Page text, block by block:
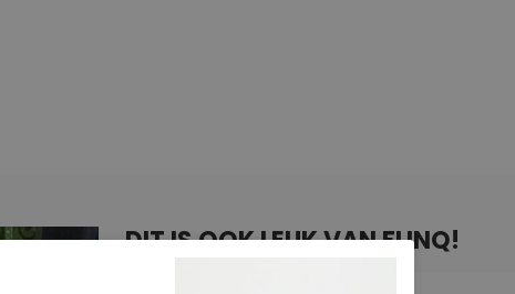
DIT IS OOK LEUK VAN FLINQ!